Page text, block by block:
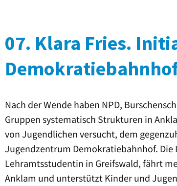
07. Klara Fries.
Nach der Wende haben NPD,
Gruppen systematisch Strukturen in
von Jugendlichen versucht, dem
Jugendzentrum Demokratiebahnhof. Die
Lehramtsstudentin in Greifswald, fährt
Anklam und unterstützt Kinder und